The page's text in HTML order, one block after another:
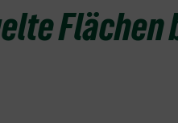
Flächen